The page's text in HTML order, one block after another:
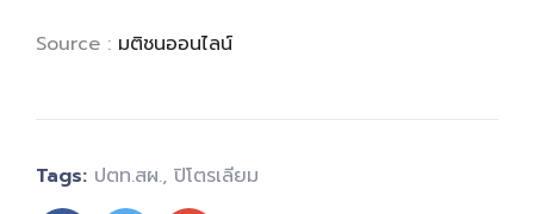
Source : มติชนออนไลน์
Tags: ปตท.สผ., ปิโตรเลียม